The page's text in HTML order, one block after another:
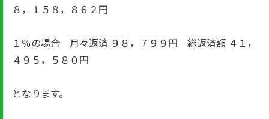
８，１５８，８６２円
１％の場合 月々返済 ９８，７９９円 総返済額 ４１，
４９５，５８０円
となります。